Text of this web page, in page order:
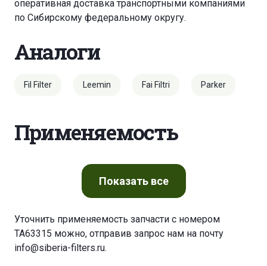
оперативная доставка транспортными компаниями
по Сибирскому федеральному округу.
Аналоги
Fil Filter Leemin Fai Filtri Parker
Применяемость
Показатьвсе
Уточнить применяемость запчасти с номером
TA63315 можно, отправив запрос нам на почту
info@siberia-filters.ru.